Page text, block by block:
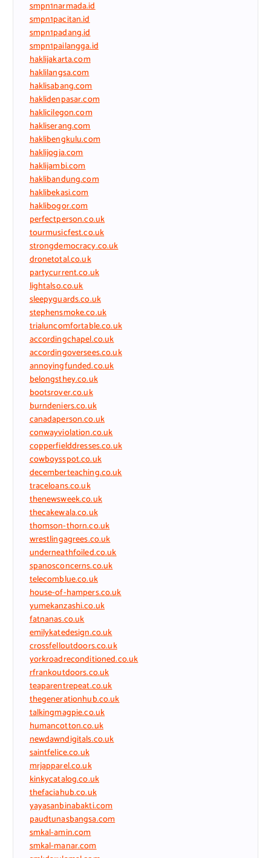
smpn1narmada.id
smpn1pacitan.id
smpn1padang.id
smpn1pailangga.id
haklijakarta.com
haklilangsa.com
haklisabang.com
haklidenpasar.com
haklicilegon.com
hakliserang.com
haklibengkulu.com
haklijogja.com
haklijambi.com
haklibandung.com
haklibekasi.com
haklibogor.com
perfectperson.co.uk
tourmusicfest.co.uk
strongdemocracy.co.uk
dronetotal.co.uk
partycurrent.co.uk
lightalso.co.uk
sleepyguards.co.uk
stephensmoke.co.uk
trialuncomfortable.co.uk
accordingchapel.co.uk
accordingoversees.co.uk
annoyingfunded.co.uk
belongsthey.co.uk
bootsrover.co.uk
burndeniers.co.uk
canadaperson.co.uk
conwayviolation.co.uk
copperfielddresses.co.uk
cowboysspot.co.uk
decemberteaching.co.uk
traceloans.co.uk
thenewsweek.co.uk
thecakewala.co.uk
thomson-thorn.co.uk
wrestlingagrees.co.uk
underneathfoiled.co.uk
spanosconcerns.co.uk
telecomblue.co.uk
house-of-hampers.co.uk
yumekanzashi.co.uk
fatnanas.co.uk
emilykatedesign.co.uk
crossfelloutdoors.co.uk
yorkroadreconditioned.co.uk
rfrankoutdoors.co.uk
teaparentrepeat.co.uk
thegenerationhub.co.uk
talkingmagpie.co.uk
humancotton.co.uk
newdawndigitals.co.uk
saintfelice.co.uk
mrjapparel.co.uk
kinkycatalog.co.uk
thefaciahub.co.uk
yayasanbinabakti.com
paudtunasbangsa.com
smkal-amin.com
smkal-manar.com